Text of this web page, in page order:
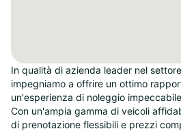
In qualità di azienda leader nel
impegniamo a offrire un ottimo
un'esperienza di noleggio
Con un'ampia gamma di veicoli
di prenotazione flessibili e prezzi